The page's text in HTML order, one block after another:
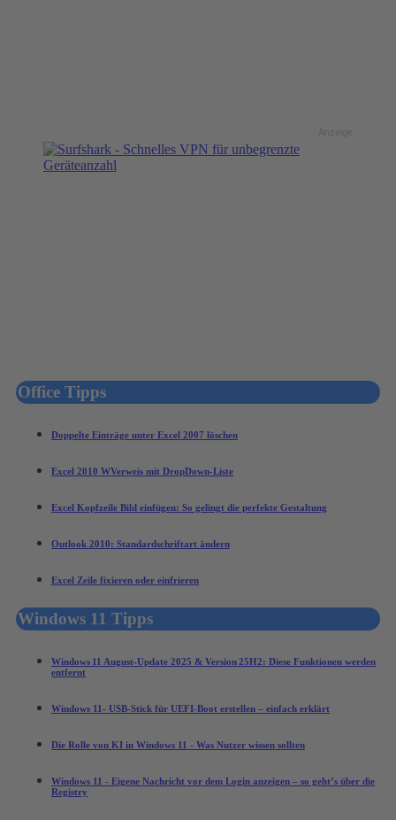
Office Tipps
Doppelte Einträge unter Excel 2007 löschen
Excel 2010 WVerweis mit DropDown-Liste
Excel Kopfzeile Bild einfügen: So gelingt die perfekte Gestaltung
Outlook 2010: Standardschriftart ändern
Excel Zeile fixieren oder einfrieren
Windows 11 Tipps
Windows 11 August‑Update 2025 & Version 25H2: Diese Funktionen werden
entfernt
Windows 11- USB-Stick für UEFI-Boot erstellen – einfach erklärt
Die Rolle von KI in Windows 11 - Was Nutzer wissen sollten
Windows 11 - Eigene Nachricht vor dem Login anzeigen – so geht’s über die
Registry